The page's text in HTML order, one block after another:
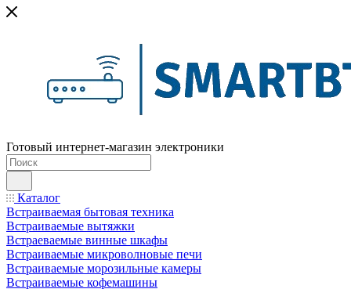
Готовый интернет-магазин электроники
Каталог
Встраиваемая бытовая техника
Встраиваемые вытяжки
Встраеваемые винные шкафы
Встраиваемые микроволновые печи
Встраиваемые морозильные камеры
Встраиваемые кофемашины